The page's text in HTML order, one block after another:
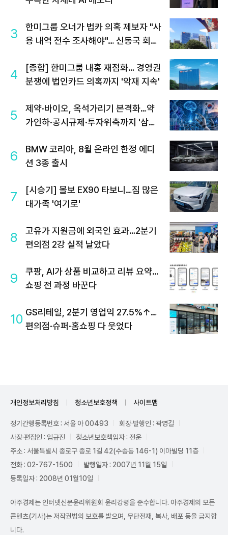
3
한미그룹 오너가 법카 의혹 제보자 "사
용 내역 전수 조사해야"… 신동국 회장
4
[종합] 한미그룹 내홍 재점화… 경영권
분쟁에 법인카드 의혹까지 '악재 지속'
5
제약·바이오, 옥석가리기 본격화…약
가인하·공시규제·투자위축까지 '삼중
6
BMW 코리아, 8월 온라인 한정 에디
션 3종 출시
7
[시승기] 볼보 EX90 타보니…짐 많은
대가족 '여기로'
8
고유가 지원금에 외국인 효과…2분기
편의점 2강 실적 날았다
9
쿠팡, AI가 상품 비교하고 리뷰 요약…
쇼핑 전 과정 바꾼다
10 GS리테일, 2분기 영업익 27.5%↑…
편의점·슈퍼·홈쇼핑 다 웃었다
개인정보처리방침 청소년보호정책 사이트맵
정기간행등록번호 : 서울 아 00493
회장·발행인 : 곽영길
사장·편집인 : 임규진
청소년보호책임자 : 전운
주소 : 서울특별시 종로구 종로 1길 42(수송동 146-1) 이마빌딩 11층
전화 : 02-767-1500
발행일자 : 2007년 11월 15일
등록일자 : 2008년 01월10일
아주경제는 인터넷신문윤리위원회 윤리강령을 준수합니다. 아주경제의 모든
콘텐츠(기사)는 저작권법의 보호를 받으며, 무단전재, 복사, 배포 등을 금지합
니다.